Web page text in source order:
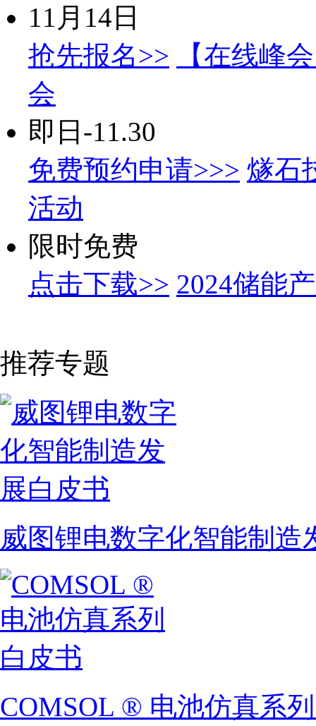
11月14日
抢先报名>>
【在线峰
会
即日-11.30
免费预约申请>>> 燧石
活动
限时免费
点击下载>> 2024储能
推荐专题
威图锂电数字化智能制造
COMSOL ® 电池仿真系